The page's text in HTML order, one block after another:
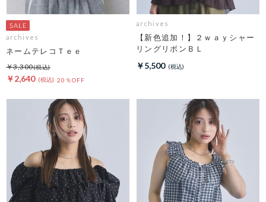
archives
ネームテレコＴｅｅ
￥2,640 20％OFF
￥3,300
archives
【新色追加！】２ｗａｙシャー
リングリボンＢＬ
￥5,500